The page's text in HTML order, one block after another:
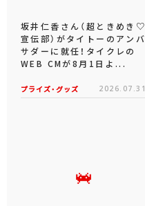
坂井仁香さん（超ときめき♡
宣伝部）がタイトーのアンバ
サダーに就任！タイクレの
WEB CMが8月1日よ...
プライズ・グッズ 2026.07.31